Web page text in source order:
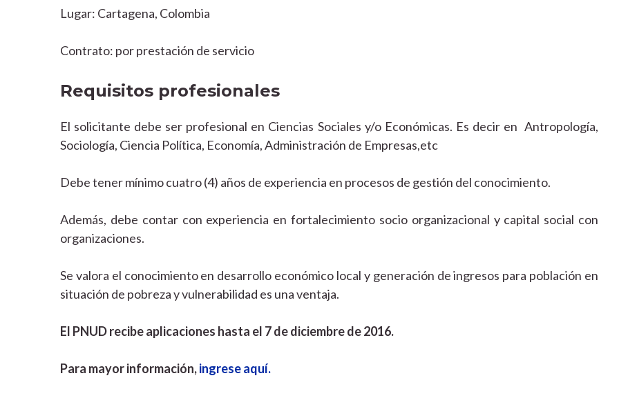
Lugar: Cartagena, Colombia
Contrato: por prestación de servicio
Requisitos profesionales
El solicitante debe ser profesional en Ciencias Sociales y/o Económicas. Es decir en Antropología,
Sociología, Ciencia Política, Economía, Administración de Empresas,etc
Debe tener mínimo cuatro (4) años de experiencia en procesos de gestión del conocimiento.
Además, debe contar con experiencia en fortalecimiento socio organizacional y capital social con
organizaciones.
Se valora el conocimiento en desarrollo económico local y generación de ingresos para población en
situación de pobreza y vulnerabilidad es una ventaja.
El PNUD recibe aplicaciones hasta el 7 de diciembre de 2016.
Para mayor información,ingrese aquí.